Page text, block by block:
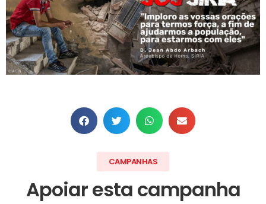
CAMPANHAS
Apoiar esta campanha